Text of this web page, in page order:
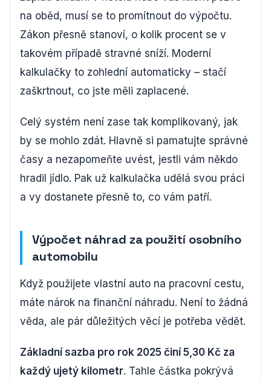
na oběd, musí se to promítnout do výpočtu.
Zákon přesně stanoví, o kolik procent se v
takovém případě stravné sníží. Moderní
kalkulačky to zohlední automaticky – stačí
zaškrtnout, co jste měli zaplacené.
Celý systém není zase tak komplikovaný, jak
by se mohlo zdát. Hlavně si pamatujte správné
časy a nezapomeňte uvést, jestli vám někdo
hradil jídlo. Pak už kalkulačka udělá svou práci
a vy dostanete přesně to, co vám patří.
Výpočet náhrad za použití osobního
automobilu
Když použijete vlastní auto na pracovní cestu,
máte nárok na finanční náhradu. Není to žádná
věda, ale pár důležitých věcí je potřeba vědět.
Základní sazba pro rok 2025 činí 5,30 Kč za
každý ujetý kilometr. Tahle částka pokrývá